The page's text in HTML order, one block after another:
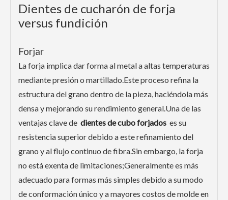
Dientes de cucharón de forja
versus fundición
Forjar
La forja implica dar forma al metal a altas temperaturas
mediante presión o martillado.Este proceso refina la
estructura del grano dentro de la pieza, haciéndola más
densa y mejorando su rendimiento general.Una de las
ventajas clave de dientes de cubo forjados es su
resistencia superior debido a este refinamiento del
grano y al flujo continuo de fibra.Sin embargo, la forja
no está exenta de limitaciones;Generalmente es más
adecuado para formas más simples debido a su modo
de conformación único y a mayores costos de molde en